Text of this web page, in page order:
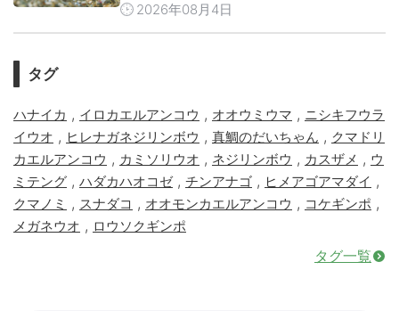
2026年08月4日
タグ
ハナイカ , イロカエルアンコウ , オオウミウマ , ニシキフウラ
イウオ , ヒレナガネジリンボウ , 真鯛のだいちゃん , クマドリ
カエルアンコウ , カミソリウオ , ネジリンボウ , カスザメ , ウ
ミテング , ハダカハオコゼ, チンアナゴ , ヒメアゴアマダイ ,
クマノミ , スナダコ , オオモンカエルアンコウ , コケギンポ ,
メガネウオ , ロウソクギンポ
タグ一覧